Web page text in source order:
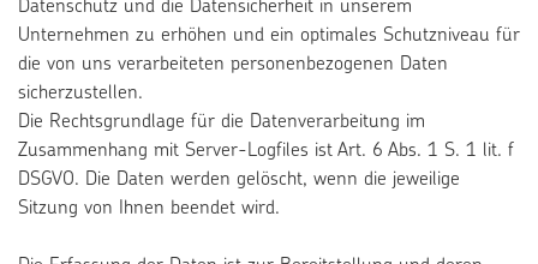
Datenschutz und die Datensicherheit in unserem
Unternehmen zu erhöhen und ein optimales Schutzniveau für
die von uns verarbeiteten personenbezogenen Daten
sicherzustellen.
Die Rechtsgrundlage für die Datenverarbeitung im
Zusammenhang mit Server-Logfiles ist Art. 6 Abs. 1 S. 1 lit. f
DSGVO. Die Daten werden gelöscht, wenn die jeweilige
Sitzung von Ihnen beendet wird.